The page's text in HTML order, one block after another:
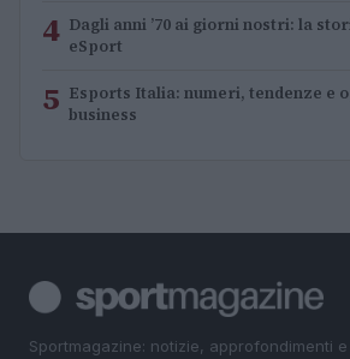
4 Dagli anni ’70 ai giorni nostri: la
eSport
5 Esports Italia: numeri, tendenze e
business
Sportmagazine: notizie, approfondimenti